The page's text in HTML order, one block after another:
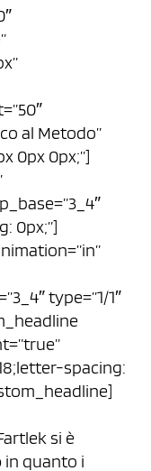
al Metodo”
0px 0px;”]
0px;”]
type=”1/1″
spacing:
si è
in quanto i